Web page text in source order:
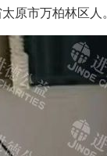
原市万柏林区人。